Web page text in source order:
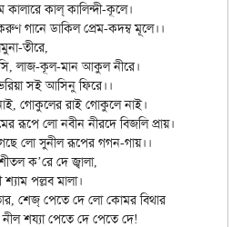
কালিন্দী-কূলে।
গানে ডাকিল প্রেম-কদম্ব মূলে।।
তীরে,
লাজ-কূল-মান আকুল নীরে।
সই আসিনু ফিরে।।
গোকুলের রাই গোকুলে নাই।
রূপে লো নবীন নীরদে বিজলি প্রায়।
লো সুনীল রূপের গগন-গায়।।
ক’রে দে জ্বালা,
পল্লব মালা।
কোমর বিথার
শয্যা পেতে দে পেতে দে!